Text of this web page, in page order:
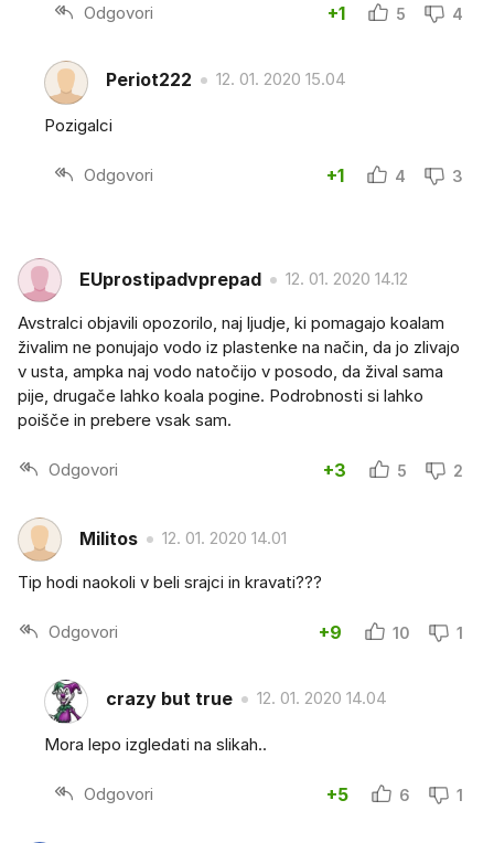
Odgovori +1 5 4
Periot222 12. 01. 2020 15.04
Pozigalci
Odgovori +1 4 3
EUprostipadvprepad 12. 01. 2020 14.12
Avstralci objavili opozorilo, naj ljudje, ki pomagajo koalam
živalim ne ponujajo vodo iz plastenke na način, da jo zlivajo
v usta, ampka naj vodo natočijo v posodo, da žival sama
pije, drugače lahko koala pogine. Podrobnosti si lahko
poišče in prebere vsak sam.
Odgovori +3 5 2
Militos 12. 01. 2020 14.01
Tip hodi naokoli v beli srajci in kravati???
Odgovori +9 10 1
crazy but true 12. 01. 2020 14.04
Mora lepo izgledati na slikah..
Odgovori +5 6 1